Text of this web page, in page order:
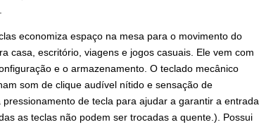
economiza espaço na mesa para o movimento do
casa, escritório, viagens e jogos casuais. Ele vem com
e o armazenamento. O teclado mecânico
som de clique audível nítido e sensação de
de tecla para ajudar a garantir a entrada
as teclas não podem ser trocadas a quente.). Possui